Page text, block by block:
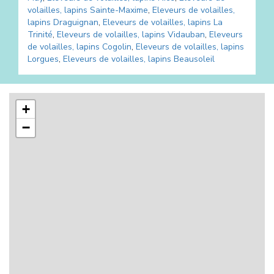
volailles, lapins Sainte-Maxime, Eleveurs de volailles,
lapins Draguignan, Eleveurs de volailles, lapins La
Trinité, Eleveurs de volailles, lapins Vidauban, Eleveurs
de volailles, lapins Cogolin, Eleveurs de volailles, lapins
Lorgues, Eleveurs de volailles, lapins Beausoleil
+
−